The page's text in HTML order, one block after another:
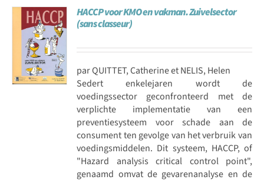
Achat en ligne
Panier WooCommerce
HACCP voor KMO en vakman. Zuivelsector
(sans classeur)
par QUITTET, Catherine et NELIS, Helen
Sedert enkelejaren wordt de
voedingssector geconfronteerd met de
verplichte implementatie van een
preventiesysteem voor schade aan de
consument ten gevolge van het verbruik van
voedingsmiddelen. Dit systeem, HACCP, of
"Hazard analysis critical control point",
genaamd omvat de gevarenanalyse en de